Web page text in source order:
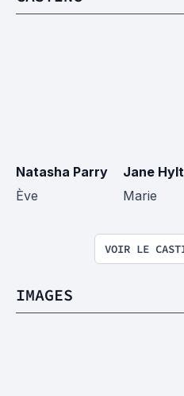
Natasha Parry
Ève
Jane
Marie
VOIR LE
IMAGES